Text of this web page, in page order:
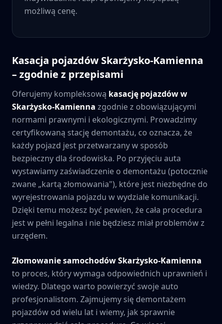
możliwą cenę.
Kasacja pojazdów Skarżysko-Kamienna
– zgodnie z przepisami
Oferujemy kompleksową kasację pojazdów w
Skarżysko-Kamienna zgodnie z obowiązującymi
normami prawnymi i ekologicznymi. Prowadzimy
certyfikowaną stację demontażu, co oznacza, że
każdy pojazd jest przetwarzany w sposób
bezpieczny dla środowiska. Po przyjęciu auta
wystawiamy zaświadczenie o demontażu (potocznie
zwane „kartą złomowania"), które jest niezbędne do
wyrejestrowania pojazdu w wydziale komunikacji.
Dzięki temu możesz być pewien, że cała procedura
jest w pełni legalna i nie będziesz miał problemów z
urzędem.
Złomowanie samochodówSkarżysko-Kamienna
to proces, który wymaga odpowiednich uprawnień i
wiedzy. Dlatego warto powierzyć swoje auto
profesjonalistom. Zajmujemy się demontażem
pojazdów od wielu lat i wiemy, jak sprawnie